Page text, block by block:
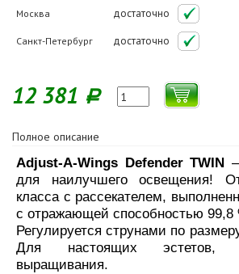
Москва достаточно
Санкт-Петербург достаточно
12 381 Р
Полное описание
Adjust-A-Wings Defender TWIN
для наилучшего освещения!
класса с рассекателем,
с отражающей способностью
Регулируется струнами по
Для настоящих эстетов,
выращивания.